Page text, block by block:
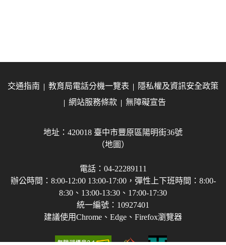
交通指南 教育局電話分機一覽表
隱私權及資訊安全政策
網站服務條款
無障礙宣告
地址：420018 臺中市豐原區陽明街36號
（地圖）
電話：04-22289111
辦公時間：8:00-12:00 13:00-17:00，彈性上下班時間：8:00-
8:30、13:00-13:30、17:00-17:30
統一編號：10927401
建議使用Chrome、Edge、Firefox瀏覽器